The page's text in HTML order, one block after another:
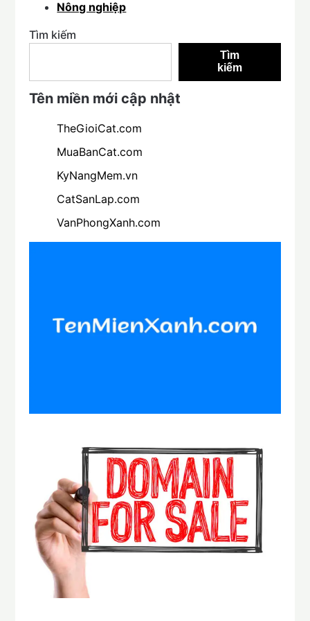
Nông nghiệp
Tìm kiếm
Tìm
kiếm
Tên miền mới cập nhật
TheGioiCat.com
MuaBanCat.com
KyNangMem.vn
CatSanLap.com
VanPhongXanh.com